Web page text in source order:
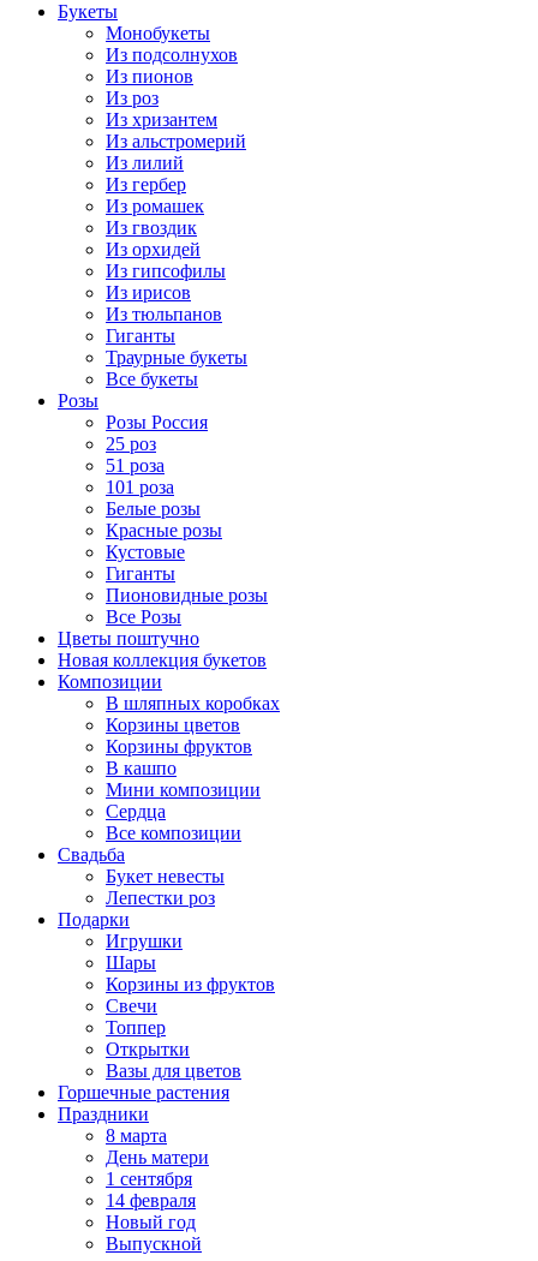
Букеты
Монобукеты
Из подсолнухов
Из пионов
Из роз
Из хризантем
Из альстромерий
Из лилий
Из гербер
Из ромашек
Из гвоздик
Из орхидей
Из гипсофилы
Из ирисов
Из тюльпанов
Гиганты
Траурные букеты
Все букеты
Розы
Розы Россия
25 роз
51 роза
101 роза
Белые розы
Красные розы
Кустовые
Гиганты
Пионовидные розы
Все Розы
Цветы поштучно
Новая коллекция букетов
Композиции
В шляпных коробках
Корзины цветов
Корзины фруктов
В кашпо
Мини композиции
Сердца
Все композиции
Свадьба
Букет невесты
Лепестки роз
Подарки
Игрушки
Шары
Корзины из фруктов
Свечи
Топпер
Открытки
Вазы для цветов
Горшечные растения
Праздники
8 марта
День матери
1 сентября
14 февраля
Новый год
Выпускной